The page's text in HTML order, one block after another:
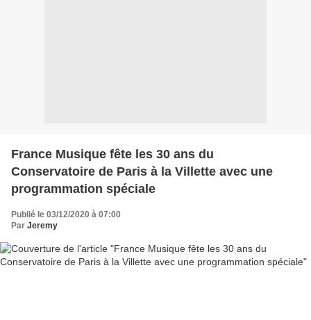
France Musique fête les 30 ans du
Conservatoire de Paris à la Villette avec une
programmation spéciale
Publié le 03/12/2020 à 07:00
Par Jeremy